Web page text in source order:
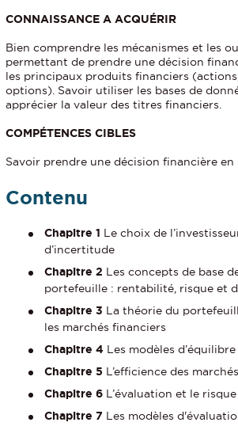
CONNAISSANCE A ACQUÉRIR
Bien comprendre les mécanismes et les
permettant de prendre une décision
les principaux produits financiers
options). Savoir utiliser les bases de
apprécier la valeur des titres financiers.
COMPÉTENCES CIBLES
Savoir prendre une décision financière
Contenu
Chapitre 1 Le choix de
d’incertitude
Chapitre 2 Les concepts de base
portefeuille : rentabilité, risque et
Chapitre 3 La théorie du
les marchés financiers
Chapitre 4 Les modèles
Chapitre 5 L’efficience des
Chapitre 6 L’évaluation et le
Chapitre 7 Les modèles